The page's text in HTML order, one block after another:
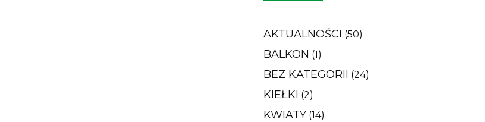
AKTUALNOŚCI (50)
BALKON (1)
BEZ KATEGORII (24)
KIEŁKI (2)
KWIATY (14)